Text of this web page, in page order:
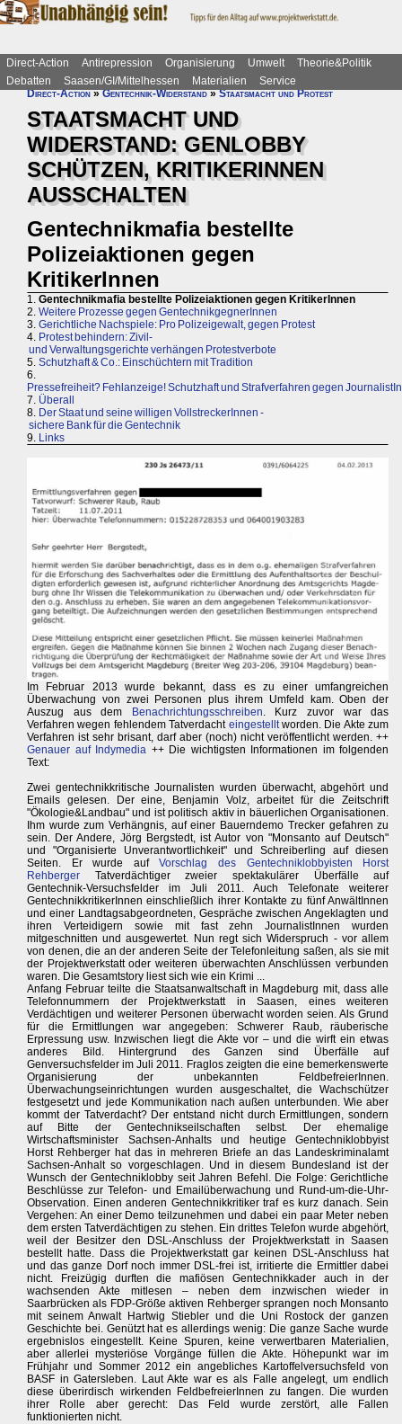
Direct-Action Antirepression Organisierung Umwelt
Theorie&Politik
Debatten
Saasen/GI/Mittelhessen Materialien
Service
Direct-Action»Gentechnik-Widerstand»Staatsmacht und Protest
STAATSMACHT UND
WIDERSTAND: GENLOBBY
SCHÜTZEN, KRITIKERINNEN
AUSSCHALTEN
Gentechnikmafia bestellte
Polizeiaktionen gegen
KritikerInnen
1. Gentechnikmafia bestellte Polizeiaktionen gegen KritikerInnen
2. Weitere Prozesse gegen GentechnikgegnerInnen
3. Gerichtliche Nachspiele: Pro Polizeigewalt, gegen Protest
4. Protest behindern: Zivil-
und Verwaltungsgerichte verhängen Protestverbote
5. Schutzhaft & Co.: Einschüchtern mit Tradition
6.
Pressefreiheit? Fehlanzeige! Schutzhaft und Strafverfahren gegen
7. Überall
8. Der Staat und seine willigen VollstreckerInnen -
sichere Bank für die Gentechnik
9. Links
Im Februar 2013 wurde bekannt, dass es zu einer umfangreichen
Überwachung von zwei Personen plus ihrem Umfeld kam. Oben der
Auszug aus dem Benachrichtungsschreiben . Kurz zuvor war das
Verfahren wegen fehlendem Tatverdacht eingestelltworden. Die Akte zum
Verfahren ist sehr brisant, darf aber (noch) nicht veröffentlicht werden. ++
Genauer auf Indymedia ++ Die wichtigsten Informationen im folgenden
Text:
Zwei gentechnikkritische Journalisten wurden überwacht, abgehört und
Emails gelesen. Der eine, Benjamin Volz, arbeitet für die Zeitschrift
"Ökologie&Landbau" und ist politisch aktiv in bäuerlichen Organisationen.
Ihm wurde zum Verhängnis, auf einer Bauerndemo Trecker gefahren zu
sein. Der Andere, Jörg Bergstedt, ist Autor von "Monsanto auf Deutsch"
und "Organisierte Unverantwortlichkeit" und Schreiberling auf diesen
Seiten. Er wurde aufVorschlag des Gentechniklobbyisten Horst
Rehberger Tatverdächtiger zweier spektakulärer Überfälle auf
Gentechnik-Versuchsfelder im Juli 2011. Auch Telefonate weiterer
GentechnikkritikerInnen einschließlich ihrer Kontakte zu fünf AnwältInnen
und einer Landtagsabgeordneten, Gespräche zwischen Angeklagten und
ihren Verteidigern sowie mit fast zehn JournalistInnen wurden
mitgeschnitten und ausgewertet. Nun regt sich Widerspruch - vor allem
von denen, die an der anderen Seite der Telefonleitung saßen, als sie mit
der Projektwerkstatt oder weiteren überwachten Anschlüssen verbunden
waren. Die Gesamtstory liest sich wie ein Krimi ...
Anfang Februar teilte die Staatsanwaltschaft in Magdeburg mit, dass alle
Telefonnummern der Projektwerkstatt in Saasen, eines weiteren
Verdächtigen und weiterer Personen überwacht worden seien. Als Grund
für die Ermittlungen war angegeben: Schwerer Raub, räuberische
Erpressung usw. Inzwischen liegt die Akte vor – und die wirft ein etwas
anderes Bild. Hintergrund des Ganzen sind Überfälle auf
Genversuchsfelder im Juli 2011. Fraglos zeigten die eine bemerkenswerte
Organisierung der unbekannten FeldbefreierInnen.
Überwachungseinrichtungen wurden ausgeschaltet, die Wachschützer
festgesetzt und jede Kommunikation nach außen unterbunden. Wie aber
kommt der Tatverdacht? Der entstand nicht durch Ermittlungen, sondern
auf Bitte der Gentechnikseilschaften selbst. Der ehemalige
Wirtschaftsminister Sachsen-Anhalts und heutige Gentechniklobbyist
Horst Rehberger hat das in mehreren Briefe an das Landeskriminalamt
Sachsen-Anhalt so vorgeschlagen. Und in diesem Bundesland ist der
Wunsch der Gentechniklobby seit Jahren Befehl. Die Folge: Gerichtliche
Beschlüsse zur Telefon- und Emailüberwachung und Rund-um-die-Uhr-
Observation. Einen anderen Gentechnikkritiker traf es kurz danach. Sein
Vergehen: An einer Demo teilzunehmen und dabei ein paar Meter neben
dem ersten Tatverdächtigen zu stehen. Ein drittes Telefon wurde abgehört,
weil der Besitzer den DSL-Anschluss der Projektwerkstatt in Saasen
bestellt hatte. Dass die Projektwerkstatt gar keinen DSL-Anschluss hat
und das ganze Dorf noch immer DSL-frei ist, irritierte die Ermittler dabei
nicht. Freizügig durften die mafiösen Gentechnikkader auch in der
wachsenden Akte mitlesen – neben dem inzwischen wieder in
Saarbrücken als FDP-Größe aktiven Rehberger sprangen noch Monsanto
mit seinem Anwalt Hartwig Stiebler und die Uni Rostock der ganzen
Geschichte bei. Genützt hat es allerdings wenig: Die ganze Sache wurde
ergebnislos eingestellt. Keine Spuren, keine verwertbaren Materialien,
aber allerlei mysteriöse Vorgänge füllen die Akte. Höhepunkt war im
Frühjahr und Sommer 2012 ein angebliches Kartoffelversuchsfeld von
BASF in Gatersleben. Laut Akte war es als Falle angelegt, um endlich
diese überirdisch wirkenden FeldbefreierInnen zu fangen. Die wurden
ihrer Rolle aber gerecht: Das Feld wurde zerstört, alle Fallen
funktionierten nicht.